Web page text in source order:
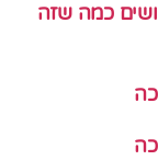
כמה שזה